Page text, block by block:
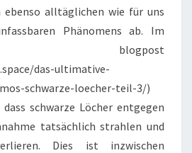
ebenso alltäglichen wie für uns
Phänomens ab. Im
blogpost
das-ultimative-
schwarze-loecher-teil-3/)
schwarze Löcher entgegen
tatsächlich strahlen und
Dies ist inzwischen